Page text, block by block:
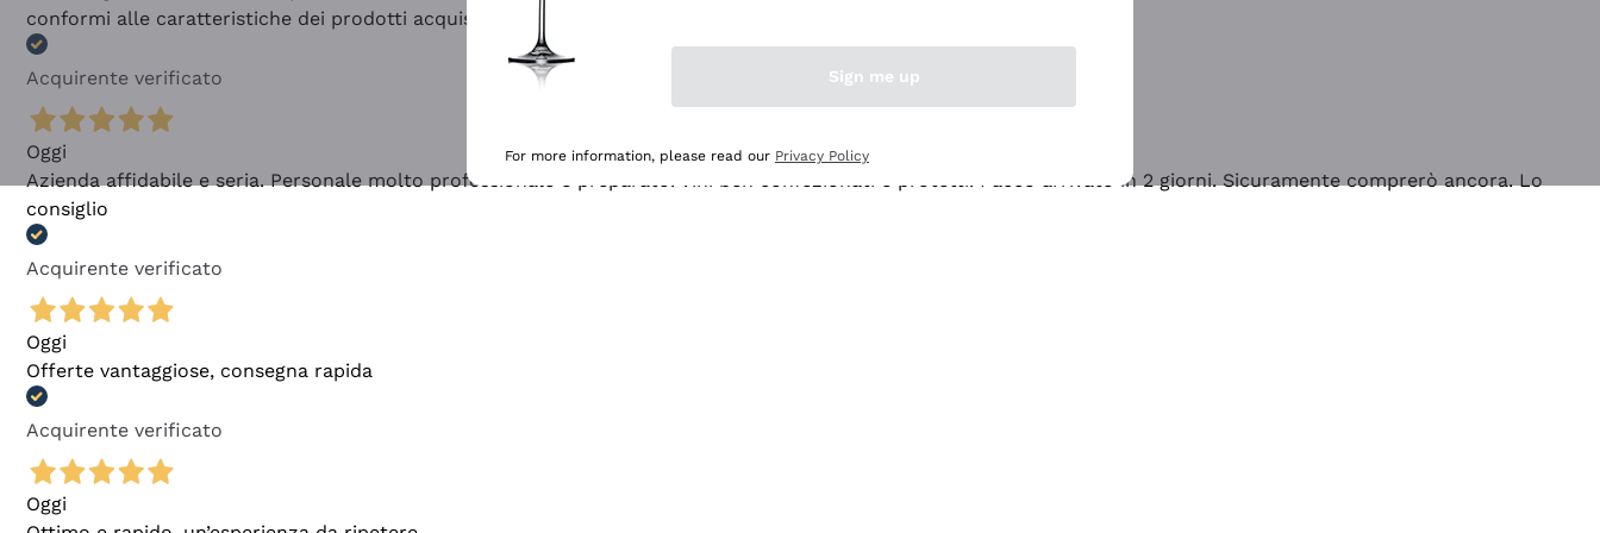
conformi alle caratteristiche dei prodotti acquistati
Acquirente verificato
Oggi
Azienda affidabile e seria. Personale molto professionale e preparato. Vini ben confezionati e protetti. Pacco arrivato in 2 giorni. Sicuramente comprerò ancora. Lo
consiglio
Acquirente verificato
Oggi
Offerte vantaggiose, consegna rapida
Acquirente verificato
Oggi
Sign me up
For more information, please read our Privacy Policy